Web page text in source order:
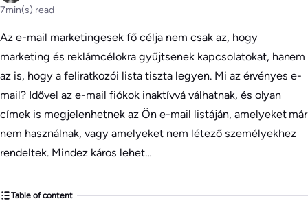
7min(s) read
Az e-mail marketingesek fő célja nem csak az, hogy
marketing és reklámcélokra gyűjtsenek kapcsolatokat, hanem
az is, hogy a feliratkozói lista tiszta legyen. Mi az érvényes e-
mail? Idővel az e-mail fiókok inaktívvá válhatnak, és olyan
címek is megjelenhetnek az Ön e-mail listáján, amelyeket már
nem használnak, vagy amelyeket nem létező személyekhez
rendeltek. Mindez káros lehet…
Table of content